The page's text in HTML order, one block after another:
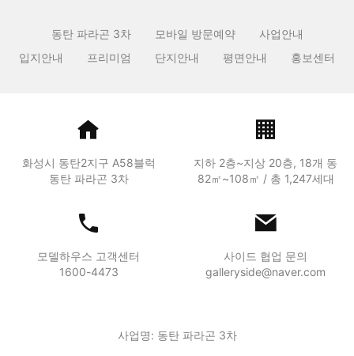
동탄 파라곤 3차 모바일 방문예약
사업안내
입지안내
프리미엄 단지안내 평면안내 홍보센터
화성시 동탄2지구 A58블럭
동탄 파라곤 3차
지하 2층~지상 20층, 18개 동
82㎡~108㎡ / 총 1,247세대
모델하우스 고객센터
1600-4473
사이드 협업 문의
galleryside@naver.com
사업명: 동탄 파라곤 3차